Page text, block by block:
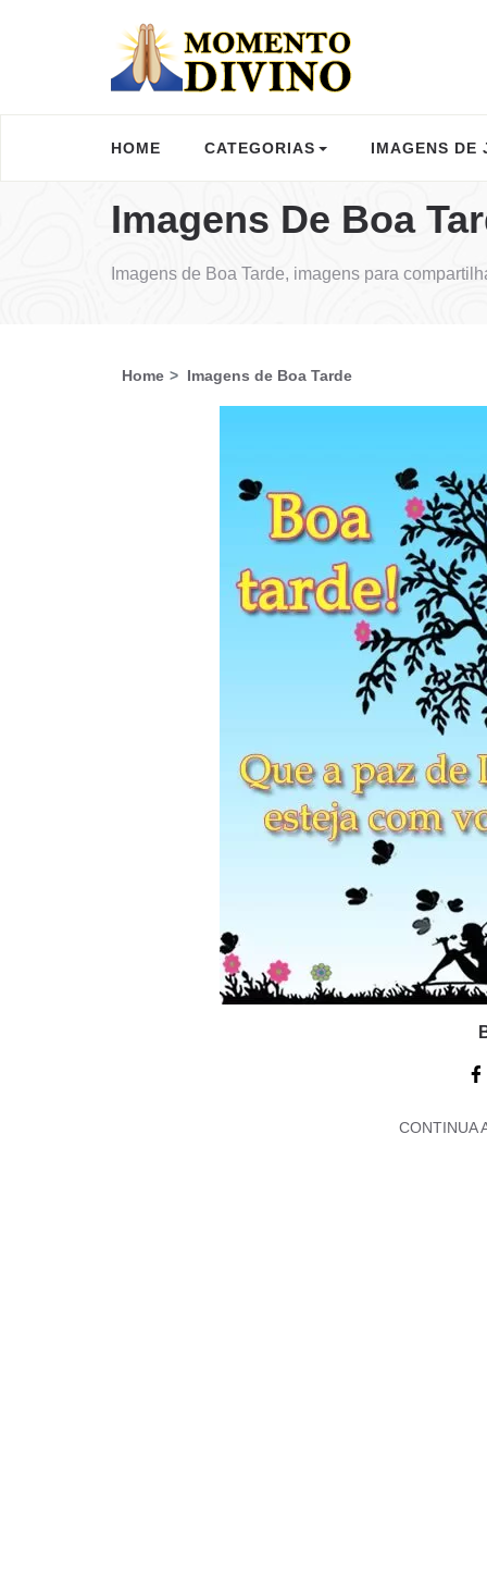
HOME CATEGORIAS IMAGENS DE
Imagens De Boa
Imagens de Boa Tarde, imagens para
Home Imagens de Boa Tarde
CONTINUA